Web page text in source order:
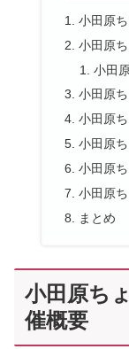
小田原
小田原
小田
小田原
小田原
小田原
小田原
小田原
まとめ
小田原ち
催概要